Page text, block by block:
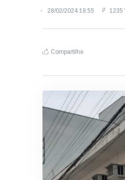
28/02/2024 19:55 1235
Compartilhe